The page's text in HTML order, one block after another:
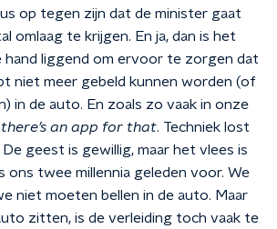
op tegen zijn dat de minister gaat
omlaag te krijgen. En ja, dan is het
hand liggend om ervoor te zorgen dat
niet meer gebeld kunnen worden (of
in de auto. En zoals zo vaak in onze
there’s an app for that. Techniek lost
geest is gewillig, maar het vlees is
ons twee millennia geleden voor. We
niet moeten bellen in de auto. Maar
zitten, is de verleiding toch vaak te